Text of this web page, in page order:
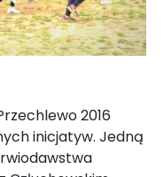
2016
inicjatyw. Jedną